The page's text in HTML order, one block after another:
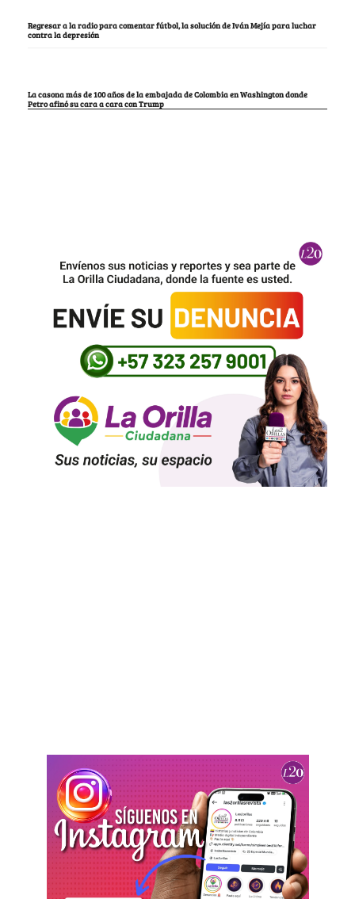
Regresar a la radio para comentar fútbol, la solución de Iván Mejía para luchar
contra la depresión
La casona más de 100 años de la embajada de Colombia en Washington donde
Petro afinó su cara a cara con Trump